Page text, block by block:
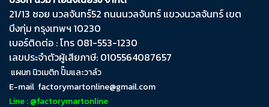
21/13 ซอย นวลจันทร์​52 ถนน​นวลจันทร์​ แขวง​นวลจันทร์​ เขต​
บึงกุ่ม​ กรุงเทพฯ​ 10230
เบอร์ติดต่อ : โทร 081-553-1230
เลขประจำตัวผู้เสียภาษี: 0105564087657
แผนก นิวเมติก ปั๊มและวาล์ว
E-mail factorymartonline@gmail.com
Line : @factorymartonline